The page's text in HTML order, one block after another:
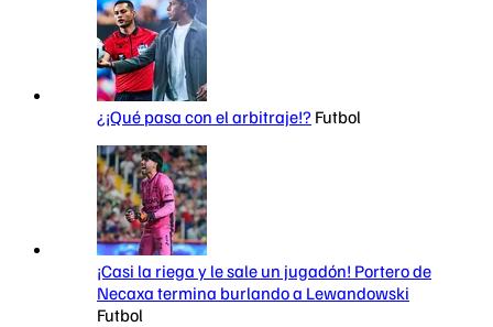
¿¡Qué pasa con el arbitraje!? Futbol
¡Casi la riega y le sale un jugadón! Portero de
Necaxa termina burlando a Lewandowski
Futbol